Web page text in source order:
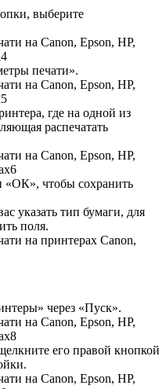
выберите
печати».
где на одной из
распечатать
чтобы сохранить
указать тип бумаги, для
поля.
через «Пуск».
его правой кнопкой